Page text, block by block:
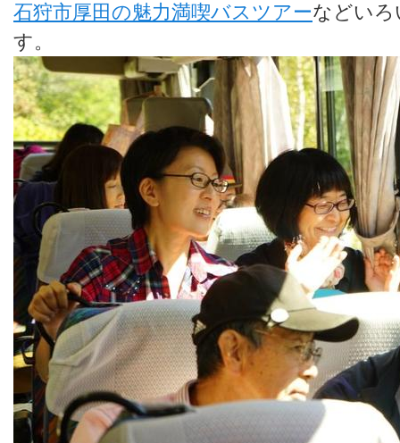
石狩市厚田の魅力満喫バスツアーなどい
す。